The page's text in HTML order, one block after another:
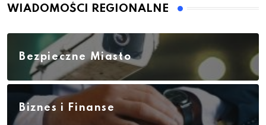
WIADOMOŚCI REGIONALNE
Bezpieczne Miasto
Biznes i Finanse